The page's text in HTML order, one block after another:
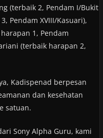
(terbaik 2, Pendam I/Bukit
Pendam XVIII/Kasuari),
1, Pendam
(terbaik harapan 2,
Kadispenad berpesan
dan kesehatan
satuan.
Sony Alpha Guru, kami